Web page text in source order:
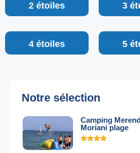
2 étoiles 3
4 étoiles 5
Notre sélection
Camping
Moriani plage